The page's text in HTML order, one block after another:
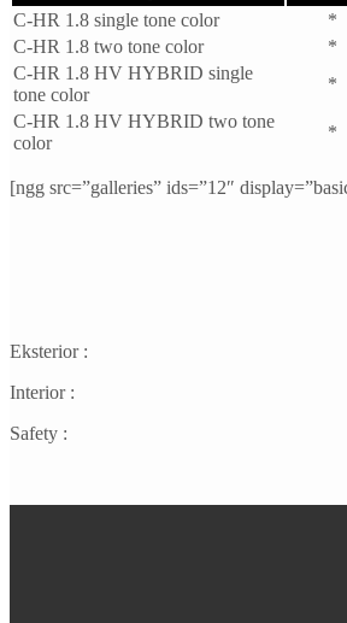
C-HR 1.8 single tone color
*
C-HR 1.8 two tone color
*
C-HR 1.8 HV HYBRID single
tone color
*
C-HR 1.8 HV HYBRID two tone
color
*
[ngg src=”galleries” ids=”12″
Eksterior :
Interior :
Safety :